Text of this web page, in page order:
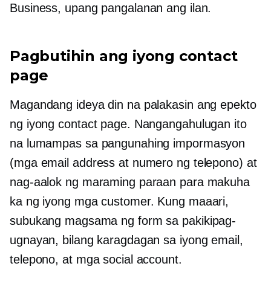
Business, upang pangalanan ang ilan.
Pagbutihin ang iyong contact
page
Magandang ideya din na palakasin ang epekto
ng iyong contact page. Nangangahulugan ito
na lumampas sa pangunahing impormasyon
(mga email address at numero ng telepono) at
nag-aalok ng maraming paraan para makuha
ka ng iyong mga customer. Kung maaari,
subukang magsama ng form sa pakikipag-
ugnayan, bilang karagdagan sa iyong email,
telepono, at mga social account.